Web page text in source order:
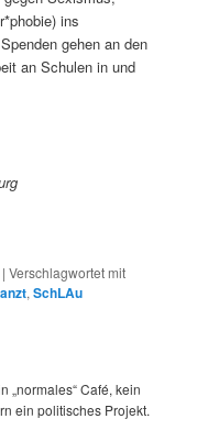
ins
gehen an den
an Schulen in und
|Verschlagwortet mit
,SchLAu
„normales“ Café, kein
ein politisches Projekt.